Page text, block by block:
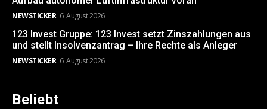
NEWSTICKER 6. August 2026
123 Invest Gruppe: 123 Invest setzt Zinszahlungen aus
und stellt Insolvenzantrag – Ihre Rechte als Anleger
NEWSTICKER 6. August 2026
Beliebt